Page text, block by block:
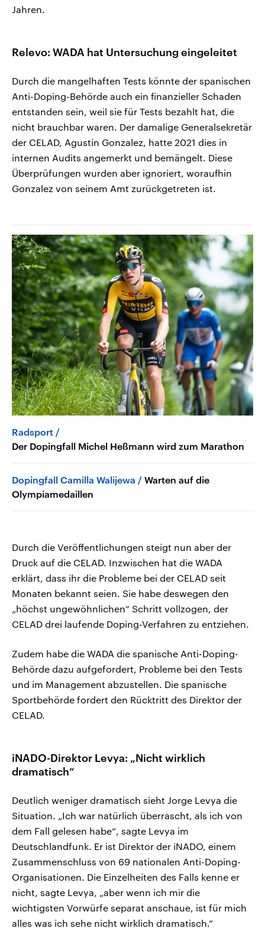
Jahren.
Relevo: WADA hat Untersuchung eingeleitet
Durch die mangelhaften Tests könnte der spanischen
Anti-Doping-Behörde auch ein finanzieller Schaden
entstanden sein, weil sie für Tests bezahlt hat, die
nicht brauchbar waren. Der damalige Generalsekretär
der CELAD, Agustin Gonzalez, hatte 2021 dies in
internen Audits angemerkt und bemängelt. Diese
Überprüfungen wurden aber ignoriert, woraufhin
Gonzalez von seinem Amt zurückgetreten ist.
Radsport
Der Dopingfall Michel Heßmann wird zum Marathon
Dopingfall Camilla Walijewa
Warten auf die
Olympiamedaillen
Durch die Veröffentlichungen steigt nun aber der
Druck auf die CELAD. Inzwischen hat die WADA
erklärt, dass ihr die Probleme bei der CELAD seit
Monaten bekannt seien. Sie habe deswegen den
„höchst ungewöhnlichen“ Schritt vollzogen, der
CELAD drei laufende Doping-Verfahren zu entziehen.
Zudem habe die WADA die spanische Anti-Doping-
Behörde dazu aufgefordert, Probleme bei den Tests
und im Management abzustellen. Die spanische
Sportbehörde fordert den Rücktritt des Direktor der
CELAD.
iNADO-Direktor Levya: „Nicht wirklich
dramatisch“
Deutlich weniger dramatisch sieht Jorge Levya die
Situation. „Ich war natürlich überrascht, als ich von
dem Fall gelesen habe“, sagte Levya im
Deutschlandfunk. Er ist Direktor der iNADO, einem
Zusammenschluss von 69 nationalen Anti-Doping-
Organisationen. Die Einzelheiten des Falls kenne er
nicht, sagte Levya, „aber wenn ich mir die
wichtigsten Vorwürfe separat anschaue, ist für mich
alles was ich sehe nicht wirklich dramatisch.“